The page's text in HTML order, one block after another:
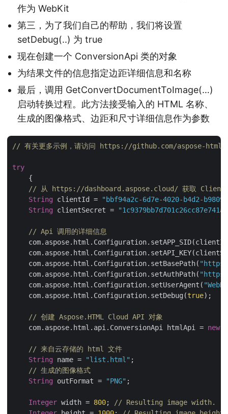
作为 WebKit
第三，为了我们自己的帮助，我们将设置
setDebug(..) 为 true
现在创建一个 ConversionApi 类的对象
为结果文件的信息指定边距详细信息和名称
最后，调用 GetConvertDocumentToImage(…)
启动转换过程。此方法接受输入的 HTML 名称、
生成的图像格式、边距和尺寸详细信息作为参数
// 有关更多示例，请访问 https://github.com/aspose-
try
    {
// 从 https://dashboard.aspose.cloud/ 获取
String clientId =
"bbf94a2c-6d7e-4020-b4d2-
String clientSecret =
// Api 调用的详细信息
    com.aspose.html.Configuration.setBasePath(
    com.aspose.html.Configuration.setAuthPath(
    com.aspose.html.Configuration.setUserAgent(
    com.aspose.html.Configuration.setDebug(
true);
// 创建 Aspose.HTML Cloud API 对象
    com.aspose.html.api.ConversionApi htmlApi =
new
// 来自云存储的 html 文件
String name = "list.html" ;
// 生成的图像格式
String outFormat = "PNG" ;
Integer width = 800;
// Resulting image width.